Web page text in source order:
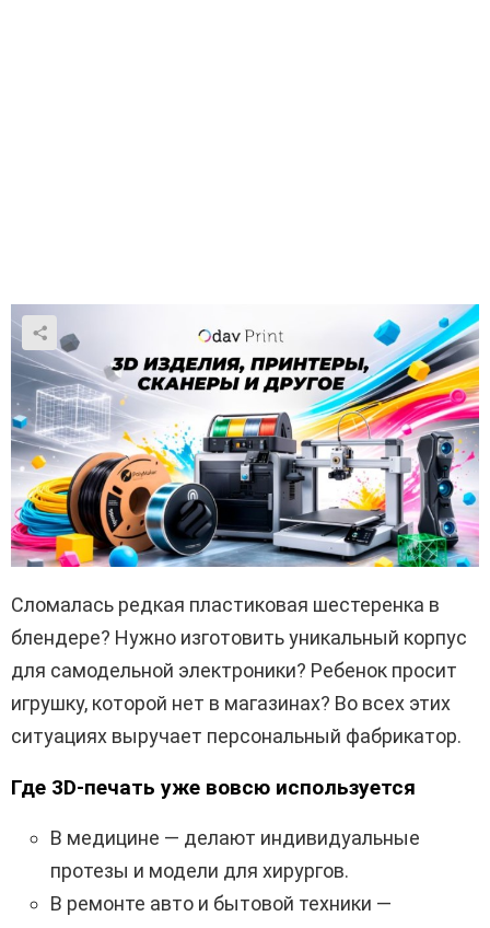
Сломалась редкая пластиковая шестеренка в
блендере? Нужно изготовить уникальный корпус
для самодельной электроники? Ребенок просит
игрушку, которой нет в магазинах? Во всех этих
ситуациях выручает персональный фабрикатор.
Где 3D-печать уже вовсю используется
В медицине — делают индивидуальные
протезы и модели для хирургов.
В ремонте авто и бытовой техники —